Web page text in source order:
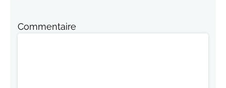
Commentaire